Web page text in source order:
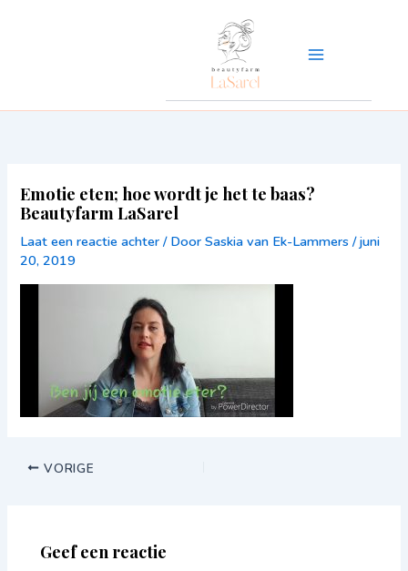
Emotie eten; hoe wordt je het te baas?
Beautyfarm LaSarel
Laat een reactie achter / DoorSaskia van Ek-Lammers/juni
20, 2019
VORIGE
Geef een reactie